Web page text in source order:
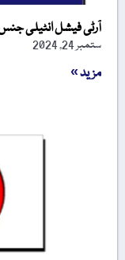
آرٹی فیشل انٹیلی
ستمبر 24, 2024
مزید »